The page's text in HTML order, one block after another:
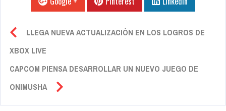
LLEGA NUEVA ACTUALIZACIÓN EN LOS LOGROS DE
XBOX LIVE
CAPCOM PIENSA DESARROLLAR UN NUEVO JUEGO DE
ONIMUSHA